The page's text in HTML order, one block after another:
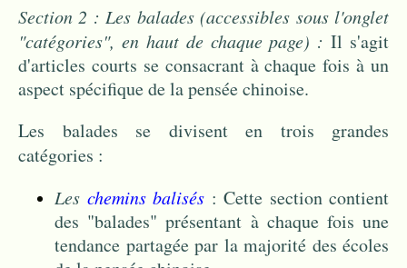
Section 2 : Les balades (accessibles sous l'onglet
"catégories", en haut de chaque page) :Il s'agit
d'articles courts se consacrant à chaque fois à un
aspect spécifique de la pensée chinoise.
Les balades se divisent en trois grandes
catégories :
Les chemins balisés : Cette section contient
des "balades" présentant à chaque fois une
tendance partagée par la majorité des écoles